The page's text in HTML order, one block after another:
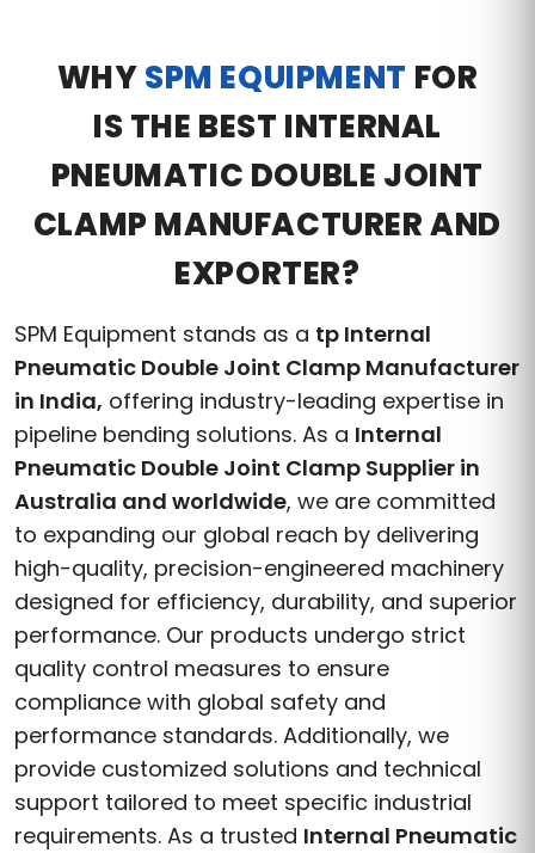
WHYSPM EQUIPMENT FOR
IS THE BEST INTERNAL
PNEUMATIC DOUBLE JOINT
CLAMP MANUFACTURER AND
EXPORTER?
SPM Equipment stands as a tp Internal
Pneumatic Double Joint Clamp Manufacturer
in India, offering industry-leading expertise in
pipeline bending solutions. As a Internal
Pneumatic Double Joint Clamp Supplier in
Australia and worldwide, we are committed
to expanding our global reach by delivering
high-quality, precision-engineered machinery
designed for efficiency, durability, and superior
performance. Our products undergo strict
quality control measures to ensure
compliance with global safety and
performance standards. Additionally, we
provide customized solutions and technical
support tailored to meet specific industrial
requirements. As a trusted Internal Pneumatic